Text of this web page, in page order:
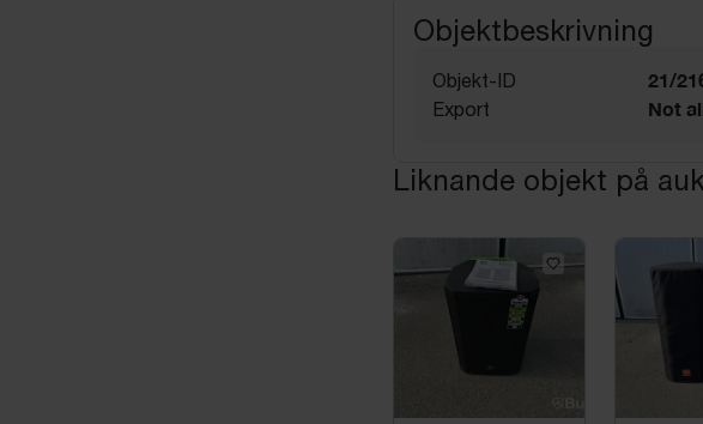
Objektbeskrivning
Objekt-ID 21/
Export Not
Liknande objekt på